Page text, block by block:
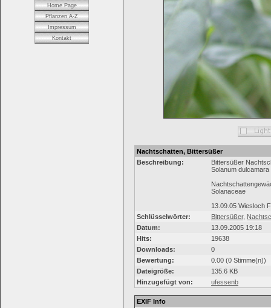
Home Page
Pflanzen A-Z
Impressum
Kontakt
Nachtschatten, Bittersüßer
Beschreibung:
Bittersüßer
Solanum dulcamara
Solanaceae
13.09.05 Wiesloch
Schlüsselwörter:
Bittersüßer,
Datum:
13.09.2005 19:18
Hits:
19638
Downloads:
0
Bewertung:
0.00 (0 Stimme(n))
Dateigröße:
135.6 KB
Hinzugefügt von:
ufessenb
EXIF Info